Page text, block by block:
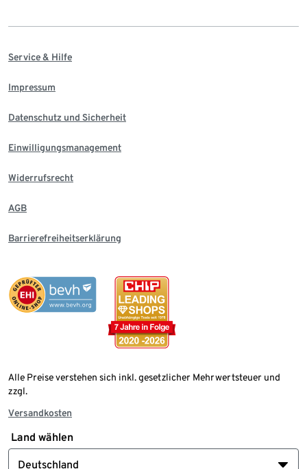
Service & Hilfe
Impressum
Datenschutz und Sicherheit
Einwilligungsmanagement
Widerrufsrecht
AGB
Barrierefreiheitserklärung
Alle Preise verstehen sich inkl. gesetzlicher Mehrwertsteuer und
zzgl.
Versandkosten
Land wählen
Deutschland